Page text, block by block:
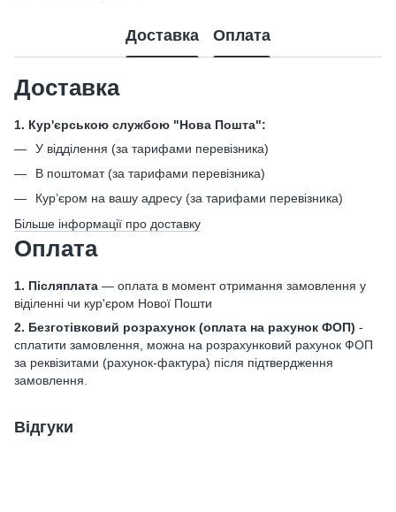
Доставка Оплата
Доставка
1. Кур'єрською службою "Нова Пошта":
У відділення (за тарифами перевізника)
В поштомат (за тарифами перевізника)
Кур’єром на вашу адресу (за тарифами перевізника)
Більше інформації про доставку
Оплата
1. Післяплата — оплата в момент отримання замовлення у
віділенні чи кур'єром Нової Пошти
2. Безготівковий розрахунок (оплата на рахунок ФОП) -
сплатити замовлення, можна на розрахунковий рахунок ФОП
за реквізитами (рахунок-фактура) після підтвердження
замовлення.
Відгуки